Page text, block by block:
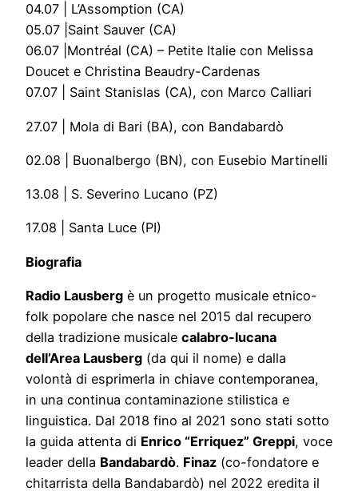
04.07 | L’Assomption (CA)
05.07 |Saint Sauver (CA)
06.07 |Montréal (CA) – Petite Italie con Melissa
Doucet e Christina Beaudry-Cardenas
07.07 | Saint Stanislas (CA), con Marco Calliari
27.07 | Mola di Bari (BA), con Bandabardò
02.08 | Buonalbergo (BN), con Eusebio Martinelli
13.08 | S. Severino Lucano (PZ)
17.08 | Santa Luce (PI)
Biografia
Radio Lausberg è un progetto musicale etnico-
folk popolare che nasce nel 2015 dal recupero
della tradizione musicale calabro-lucana
dell’Area Lausberg (da qui il nome) e dalla
volontà di esprimerla in chiave contemporanea,
in una continua contaminazione stilistica e
linguistica. Dal 2018 fino al 2021 sono stati sotto
la guida attenta di Enrico “Erriquez” Greppi, voce
leader della Bandabardò. Finaz (co-fondatore e
chitarrista della Bandabardò) nel 2022 eredita il